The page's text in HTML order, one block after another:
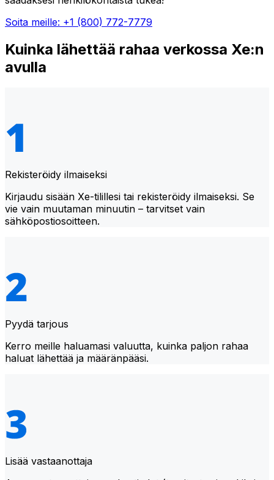
Soita meille: +1 (800) 772-7779
Kuinka lähettää rahaa verkossa Xe:n
avulla
Rekisteröidy ilmaiseksi
Kirjaudu sisään Xe-tilillesi tai rekisteröidy ilmaiseksi. Se
vie vain muutaman minuutin – tarvitset vain
sähköpostiosoitteen.
Pyydä tarjous
Kerro meille haluamasi valuutta, kuinka paljon rahaa
haluat lähettää ja määränpääsi.
Lisää vastaanottaja